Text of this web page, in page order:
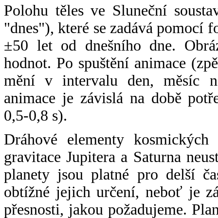
Polohu těles ve Sluneční
"dnes"), které se zadává pomocí
±50 let od dnešního dne.
hodnot. Po spuštění animace
mění v intervalu den, měsíc
animace je závislá na době
0,5-0,8 s).
Dráhové elementy
gravitace Jupitera a Saturna
planety jsou platné pro delší
obtížné jejich určení, neboť je
přesnosti, jakou požadujeme.